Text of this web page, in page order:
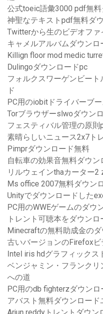
公式toeic語彙3000 pdf無料
神聖なテキストpdf無料ダ
Twitterから生のビデオフ
キャメルアルバムダウンロ
Killign floor mod medic
Dulingoダウンロードpc
フォルクスワーゲンビー
ド
PC用のiobitドライバーブ
Torブラウザーslwoダウン
フェスティバル管理の原
素晴らしいニュース2x7ト
Pimprダウンロード無料
自転車の効果音無料ダウン
リルウェインthaカーター
Ms office 2007無料ダウン
Unityでダウンロードした
PC用のWWEゲームのダウ
トレント可聴本をダウン
Minecraftの無料助成金の
古いバージョンのFirefox
Intel iris hdグラフィック
ベンジャミン・フランク
への道
PC用のdb fighterzダウンロ
アバスト無料ダウンロード